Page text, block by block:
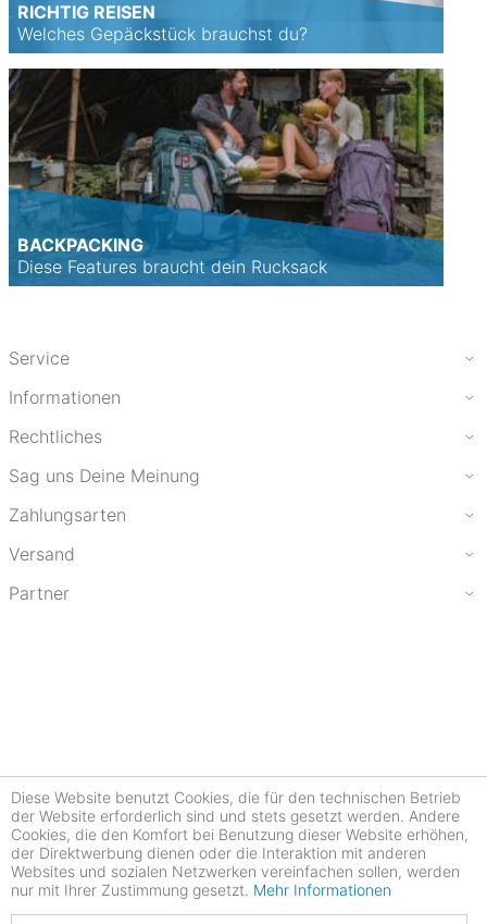
RICHTIG REISEN
Welches Gepäckstück brauchst du?
BACKPACKING
Diese Features braucht dein Rucksack
Service
Informationen
Rechtliches
Sag uns Deine Meinung
Zahlungsarten
Versand
Partner
Diese Website benutzt Cookies, die für den technischen Betrieb
der Website erforderlich sind und stets gesetzt werden. Andere
Cookies, die den Komfort bei Benutzung dieser Website erhöhen,
der Direktwerbung dienen oder die Interaktion mit anderen
Websites und sozialen Netzwerken vereinfachen sollen, werden
nur mit Ihrer Zustimmung gesetzt. Mehr Informationen